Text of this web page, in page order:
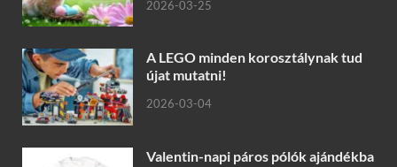
2026-03-25
A LEGO minden korosztálynak tud
újat mutatni!
2026-03-04
Valentin-napi páros pólók ajándékba